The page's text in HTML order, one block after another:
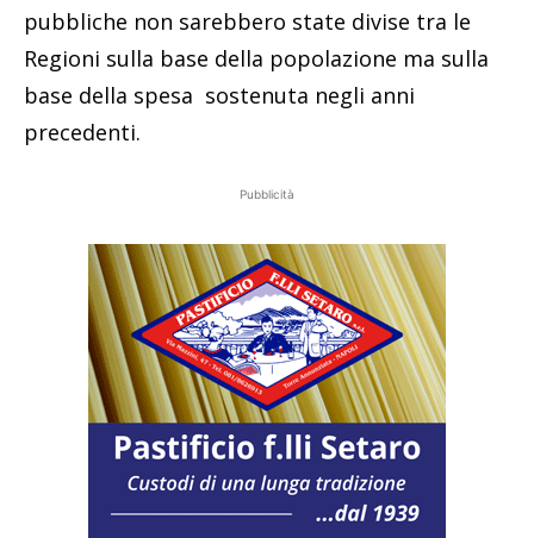
pubbliche non sarebbero state divise tra le
Regioni sulla base della popolazione ma sulla
base della spesa sostenuta negli anni
precedenti.
Pubblicità